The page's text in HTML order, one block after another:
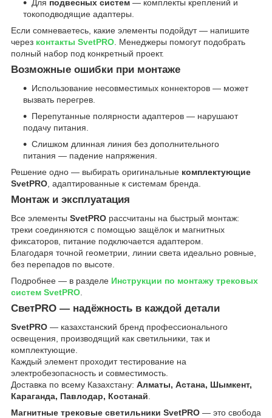
Для подвесных систем — комплекты креплений и
токоподводящие адаптеры.
Если сомневаетесь, какие элементы подойдут — напишите
через контакты SvetPRO. Менеджеры помогут подобрать
полный набор под конкретный проект.
Возможные ошибки при монтаже
Использование несовместимых коннекторов — может
вызвать перегрев.
Перепутанные полярности адаптеров — нарушают
подачу питания.
Слишком длинная линия без дополнительного
питания — падение напряжения.
Решение одно — выбирать оригинальные комплектующие
SvetPRO, адаптированные к системам бренда.
Монтаж и эксплуатация
Все элементы SvetPRO рассчитаны на быстрый монтаж:
треки соединяются с помощью защёлок и магнитных
фиксаторов, питание подключается адаптером.
Благодаря точной геометрии, линии света идеально ровные,
без перепадов по высоте.
Подробнее — в разделе Инструкции по монтажу трековых
систем SvetPRO
СветPRO — надёжность в каждой детали
SvetPRO — казахстанский бренд профессионального
освещения, производящий как светильники, так и
комплектующие.
Каждый элемент проходит тестирование на
электробезопасность и совместимость.
Доставка по всему Казахстану: Алматы, Астана, Шымкент,
Караганда, Павлодар, Костанай
Магнитные трековые светильники SvetPRO — это свобода